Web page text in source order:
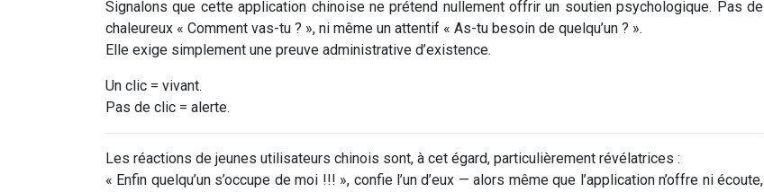
Signalons que cette application chinoise ne prétend nullement offrir un soutien psychologique. Pas de
chaleureux « Comment vas-tu ? », ni même un attentif « As-tu besoin de quelqu’un ? ».
Elle exige simplement une preuve administrative d’existence.
Un clic = vivant.
Pas de clic = alerte.
Les réactions de jeunes utilisateurs chinois sont, à cet égard, particulièrement révélatrices :
« Enfin quelqu’un s’occupe de moi !!! », confie l’un d’eux — alors même que l’application n’offre ni écoute,